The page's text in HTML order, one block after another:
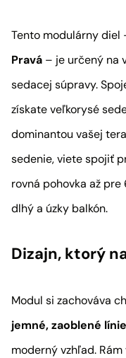
Tento modulárny diel
Pravá – je určený na
sedacej súpravy.
získate veľkorysé
dominantou vašej
sedenie, viete spojiť
rovná pohovka až
dlhý a úzky balkón.
Dizajn, ktorý
Modul si zachováva
jemné, zaoblené línie
moderný vzhľad.